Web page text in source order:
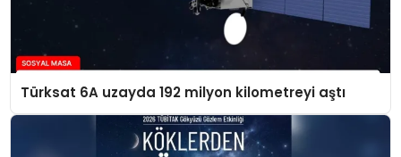
Türksat 6A uzayda 192 milyon kilometreyi aştı